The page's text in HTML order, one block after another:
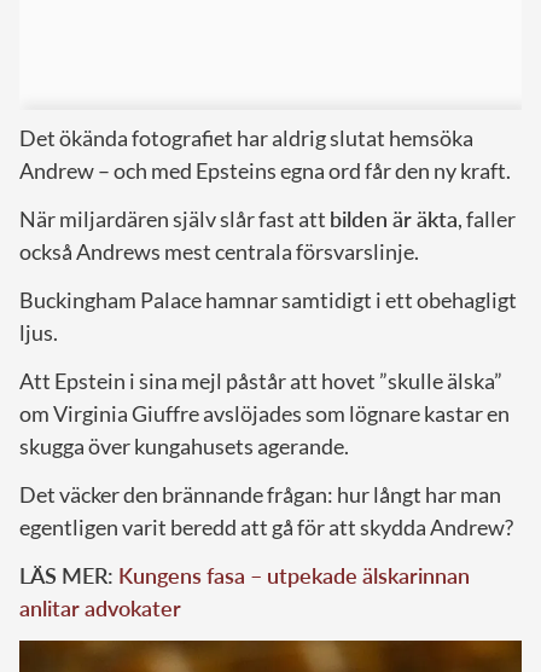
Det ökända fotografiet har aldrig slutat hemsöka
Andrew – och med Epsteins egna ord får den ny kraft.
När miljardären själv slår fast att bilden är äkta, faller
också Andrews mest centrala försvarslinje.
Buckingham Palace hamnar samtidigt i ett obehagligt
ljus.
Att Epstein i sina mejl påstår att hovet ”skulle älska”
om Virginia Giuffre avslöjades som lögnare kastar en
skugga över kungahusets agerande.
Det väcker den brännande frågan: hur långt har man
egentligen varit beredd att gå för att skydda Andrew?
LÄS MER: Kungens fasa – utpekade älskarinnan
anlitar advokater